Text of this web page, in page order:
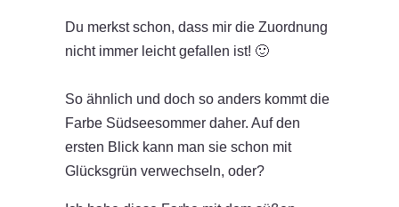
Du merkst schon, dass mir die Zuordnung
nicht immer leicht gefallen ist! 🙂
So ähnlich und doch so anders kommt die
Farbe Südseesommer daher. Auf den
ersten Blick kann man sie schon mit
Glücksgrün verwechseln, oder?